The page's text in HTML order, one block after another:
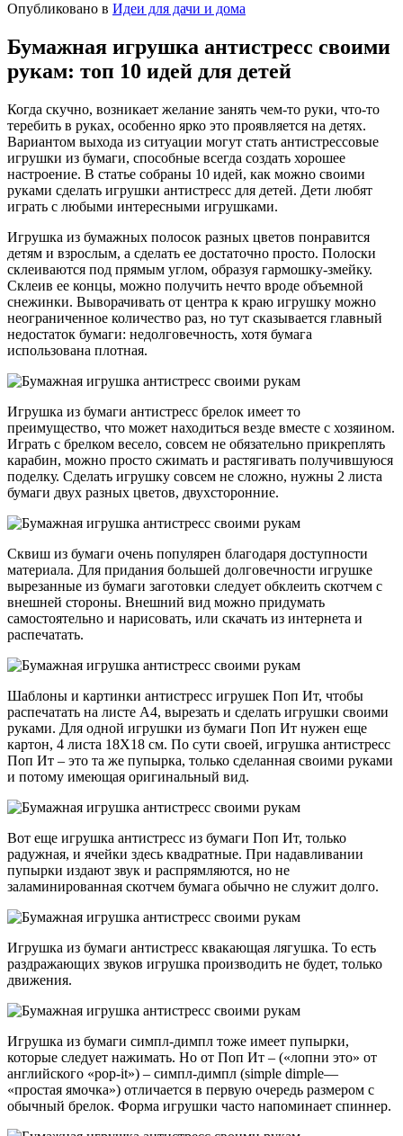
Опубликовано в Идеи для дачи и дома
Бумажная игрушка антистресс своими
рукам: топ 10 идей для детей
Когда скучно, возникает желание занять чем-то руки, что-то
теребить в руках, особенно ярко это проявляется на детях.
Вариантом выхода из ситуации могут стать антистрессовые
игрушки из бумаги, способные всегда создать хорошее
настроение. В статье собраны 10 идей, как можно своими
руками сделать игрушки антистресс для детей. Дети любят
играть с любыми интересными игрушками.
Игрушка из бумажных полосок разных цветов понравится
детям и взрослым, а сделать ее достаточно просто. Полоски
склеиваются под прямым углом, образуя гармошку-змейку.
Склеив ее концы, можно получить нечто вроде объемной
снежинки. Выворачивать от центра к краю игрушку можно
неограниченное количество раз, но тут сказывается главный
недостаток бумаги: недолговечность, хотя бумага
использована плотная.
Игрушка из бумаги антистресс брелок имеет то
преимущество, что может находиться везде вместе с хозяином.
Играть с брелком весело, совсем не обязательно прикреплять
карабин, можно просто сжимать и растягивать получившуюся
поделку. Сделать игрушку совсем не сложно, нужны 2 листа
бумаги двух разных цветов, двухсторонние.
Сквиш из бумаги очень популярен благодаря доступности
материала. Для придания большей долговечности игрушке
вырезанные из бумаги заготовки следует обклеить скотчем с
внешней стороны. Внешний вид можно придумать
самостоятельно и нарисовать, или скачать из интернета и
распечатать.
Шаблоны и картинки антистресс игрушек Поп Ит, чтобы
распечатать на листе А4, вырезать и сделать игрушки своими
руками. Для одной игрушки из бумаги Поп Ит нужен еще
картон, 4 листа 18Х18 см. По сути своей, игрушка антистресс
Поп Ит – это та же пупырка, только сделанная своими руками
и потому имеющая оригинальный вид.
Вот еще игрушка антистресс из бумаги Поп Ит, только
радужная, и ячейки здесь квадратные. При надавливании
пупырки издают звук и распрямляются, но не
заламинированная скотчем бумага обычно не служит долго.
Игрушка из бумаги антистресс квакающая лягушка. То есть
раздражающих звуков игрушка производить не будет, только
движения.
Игрушка из бумаги симпл-димпл тоже имеет пупырки,
которые следует нажимать. Но от Поп Ит – («лопни это» от
английского «pop-it») – симпл-димпл (simple dimple—
«простая ямочка») отличается в первую очередь размером с
обычный брелок. Форма игрушки часто напоминает спиннер.